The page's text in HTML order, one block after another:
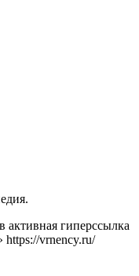
гиперссылка
vrnency.ru/